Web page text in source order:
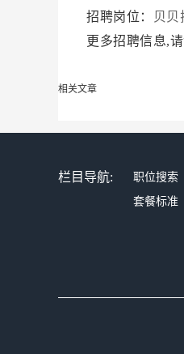
招聘岗位：
贝贝
更多招聘信息,
相关文章
栏目导航: 职位搜索
套餐标准